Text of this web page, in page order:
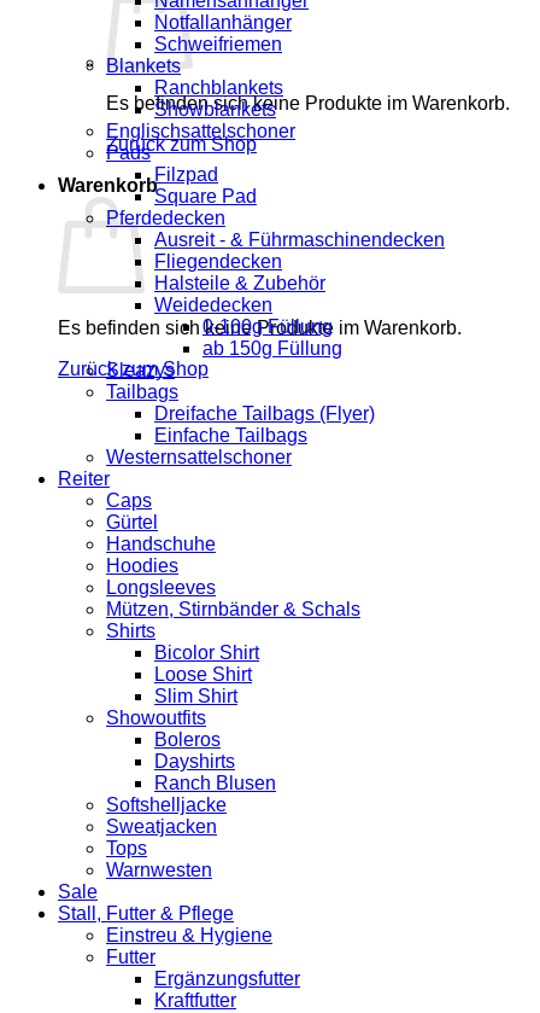
Es befinden sich keine Produkte im Warenkorb.
Zurück zum Shop
Warenkorb
Es befinden sich keine Produkte im Warenkorb.
Zurück zum Shop
Notfallanhänger
Schweifriemen
Blankets
Ranchblankets
Showblankets
Englischsattelschoner
Pads
Filzpad
Square Pad
Pferdedecken
Ausreit - & Führmaschinendecken
Fliegendecken
Halsteile & Zubehör
Weidedecken
0-100g Füllung
ab 150g Füllung
Sleazys
Tailbags
Dreifache Tailbags (Flyer)
Einfache Tailbags
Westernsattelschoner
Reiter
Caps
Gürtel
Handschuhe
Hoodies
Longsleeves
Mützen, Stirnbänder & Schals
Shirts
Bicolor Shirt
Loose Shirt
Slim Shirt
Showoutfits
Boleros
Dayshirts
Ranch Blusen
Softshelljacke
Sweatjacken
Tops
Warnwesten
Sale
Stall, Futter & Pflege
Einstreu & Hygiene
Futter
Ergänzungsfutter
Kraftfutter